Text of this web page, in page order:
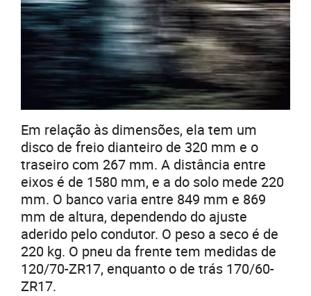
Em relação às dimensões, ela tem um
disco de freio dianteiro de 320 mm e o
traseiro com 267 mm. A distância entre
eixos é de 1580 mm, e a do solo mede 220
mm. O banco varia entre 849 mm e 869
mm de altura, dependendo do ajuste
aderido pelo condutor. O peso a seco é de
220 kg. O pneu da frente tem medidas de
120/70-ZR17, enquanto o de trás 170/60-
ZR17.